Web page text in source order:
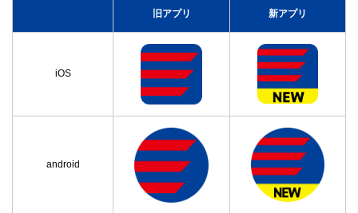
旧アプリ 新アプリ
iOS
android